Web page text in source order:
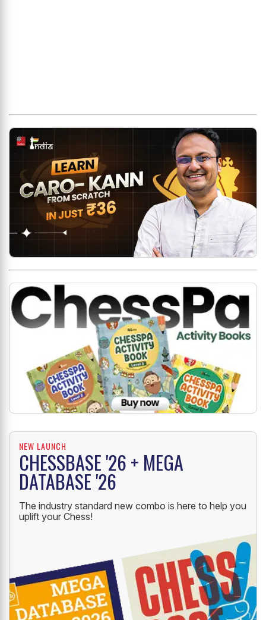
NEW LAUNCH
CHESSBASE '26 + MEGA
DATABASE '26
The industry standard new combo is here to help you